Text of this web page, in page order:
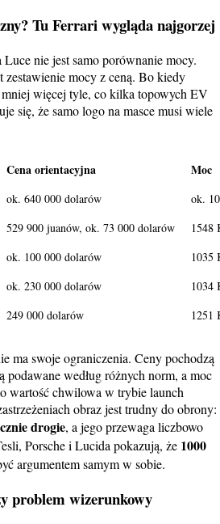
Tu Ferrari wygląda najgorzej
nie jest samo porównanie mocy.
mocy z ceną. Bo kiedy
więcej tyle, co kilka topowych EV
się, że samo logo na masce musi wiele
Cena orientacyjna Moc
ok. 640 000 dolarów
ok.
529 900 juanów, ok. 73 000 dolarów 1548
ok. 100 000 dolarów
1035
ok. 230 000 dolarów
1034
249 000 dolarów 1251
ma swoje ograniczenia. Ceny pochodzą
podawane według różnych norm, a moc
wartość chwilowa w trybie launch
obraz jest trudny do obrony:
drogie, a jego przewaga liczbowo
Porsche i Lucida pokazują, że 1000
argumentem samym w sobie.
problem wizerunkowy